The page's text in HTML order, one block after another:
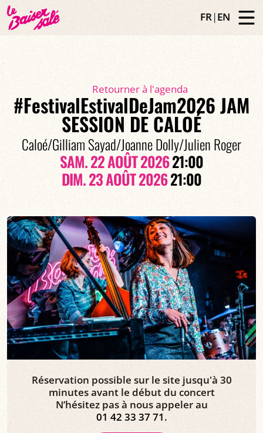
FR|EN
Retourner à l'agenda
#FestivalEstivalDeJam2026 JAM
SESSION DE CALOÉ
Caloé/Gilliam Sayad/Joanne Dolly/Julien Roger
SAM. 22 AOÛT 202621:00
DIM. 23 AOÛT 202621:00
Réservation possible sur le site jusqu'à 30
minutes avant le début du concert
N’hésitez pas à nous appeler au
01 42 33 37 71.